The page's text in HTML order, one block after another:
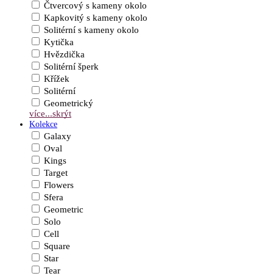
Čtvercový s kameny okolo
Kapkovitý s kameny okolo
Solitérní s kameny okolo
Kytička
Hvězdička
Solitérní šperk
Křížek
Solitérní
Geometrický
více...skrýt
Kolekce
Galaxy
Oval
Kings
Target
Flowers
Sfera
Geometric
Solo
Cell
Square
Star
Tear